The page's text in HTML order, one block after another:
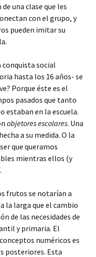
una clase que les
con el grupo, y
pueden imitar su
conquista social
hasta los 16 años- se
Porque éste es el
pasados que tanto
estaban en la escuela.
objetores escolares. Una
a su medida. O la
que queramos
mientras ellos (y
frutos se notarían a
la larga que el cambio
de las necesidades de
y primaria. El
numéricos es
posteriores. Esta